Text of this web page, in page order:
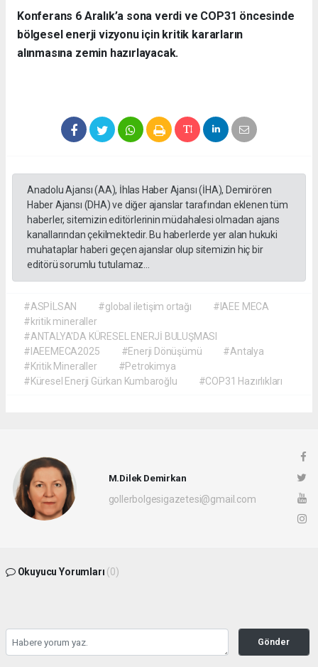
Konferans 6 Aralık’a sona verdi ve COP31 öncesinde
bölgesel enerji vizyonu için kritik kararların
alınmasına zemin hazırlayacak.
Anadolu Ajansı (AA), İhlas Haber Ajansı (İHA), Demirören
Haber Ajansı (DHA) ve diğer ajanslar tarafından eklenen tüm
haberler, sitemizin editörlerinin müdahalesi olmadan ajans
kanallarından çekilmektedir. Bu haberlerde yer alan hukuki
muhataplar haberi geçen ajanslar olup sitemizin hiç bir
editörü sorumlu tutulamaz...
#ASPİLSAN #global iletişim ortağı
#IAEE MECA
#kritik mineraller
#ANTALYA'DA KÜRESEL ENERJİ BULUŞMASI
#IAEEMECA2025
#Enerji Dönüşümü
#Antalya
#Kritik Mineraller
#Petrokimya
#Küresel Enerji Gürkan Kumbaroğlu
#COP31 Hazırlıkları
M.Dilek Demirkan
gollerbolgesigazetesi@gmail.com
Okuyucu Yorumları (0)
Gönder